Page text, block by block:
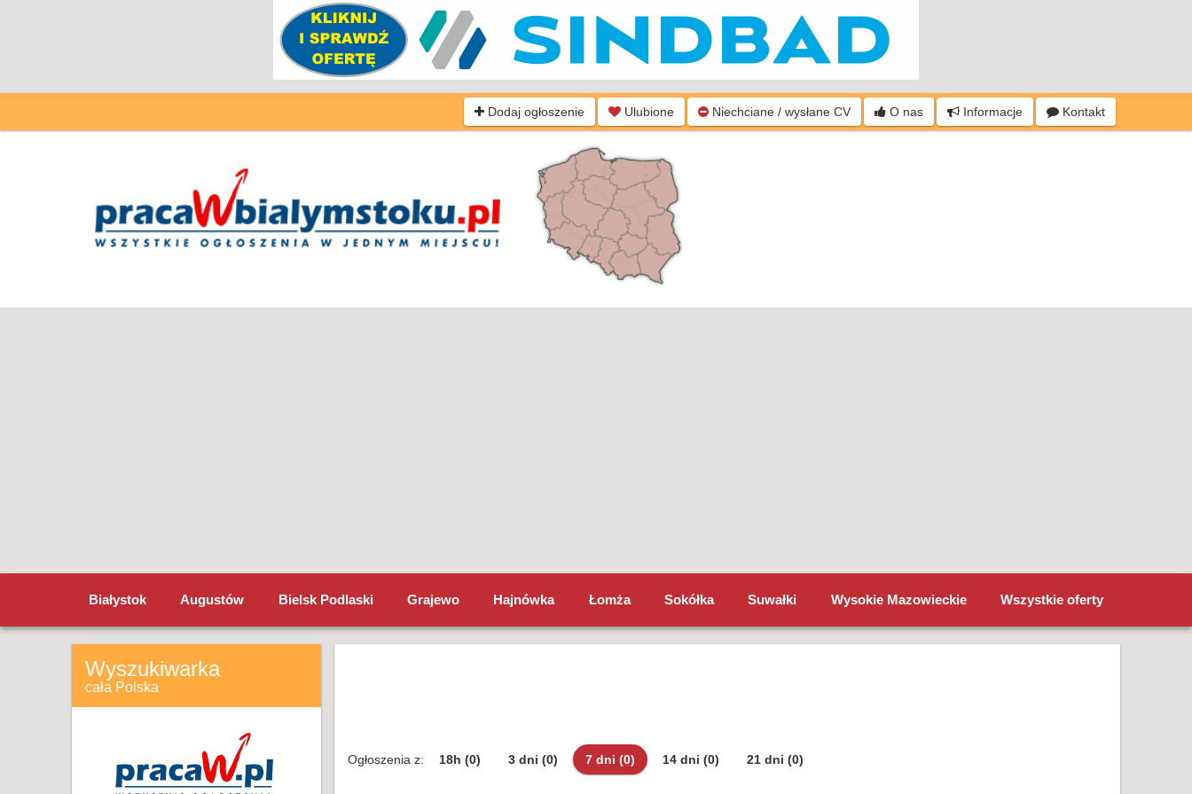
Dodaj ogłoszenie Ulubione Niechciane / wysłane CV O nas Informacje Kontakt
Białystok Augustów Bielsk Podlaski Grajewo Hajnówka Łomża Sokółka Suwałki Wysokie Mazowieckie Wszystkie oferty
Wyszukiwarka
cała Polska
Ogłoszenia z: 18h (0) 3 dni (0) 7 dni (0) 14 dni (0) 21 dni (0)